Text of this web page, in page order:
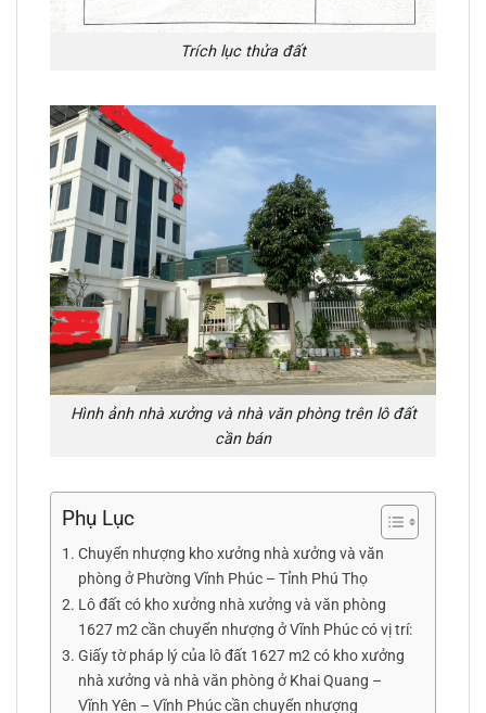
Trích lục thửa đất
Hình ảnh nhà xưởng và nhà văn phòng trên lô đất
cần bán
Phụ Lục
Chuyển nhượng kho xưởng nhà xưởng và văn
phòng ở Phường Vĩnh Phúc – Tỉnh Phú Thọ
Lô đất có kho xưởng nhà xưởng và văn phòng
1627 m2 cần chuyển nhượng ở Vĩnh Phúc có vị trí:
Giấy tờ pháp lý của lô đất 1627 m2 có kho xưởng
nhà xưởng và nhà văn phòng ở Khai Quang –
Vĩnh Yên – Vĩnh Phúc cần chuyển nhượng